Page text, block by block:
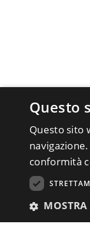
Questo
Questo sito
conformità